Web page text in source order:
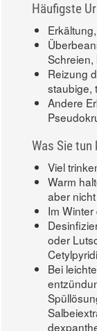
Häufigste
Reizung
staubige,
Andere
Was Sie tun
Viel
Warm
aber
Im
oder
Bei